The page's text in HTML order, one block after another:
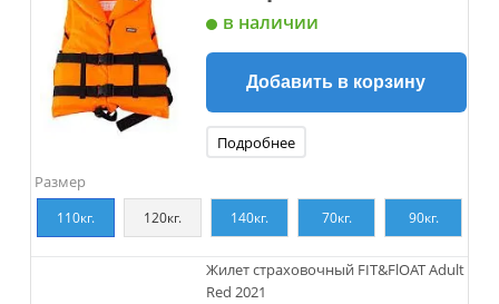
в наличии
Добавить в корзину
Подробнее
Размер
110кг. 120кг. 140кг. 70кг. 90кг.
Жилет страховочный FIT&FlOAT Adult
Red 2021